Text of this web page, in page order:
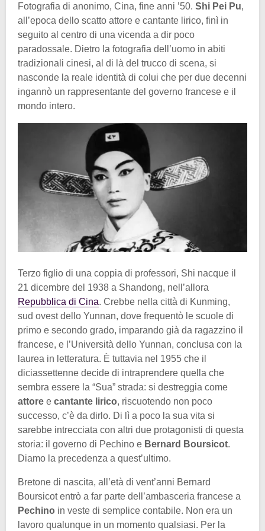
Fotografia di anonimo, Cina, fine anni ’50. Shi Pei Pu,
all’epoca dello scatto attore e cantante lirico, finì in
seguito al centro di una vicenda a dir poco
paradossale. Dietro la fotografia dell’uomo in abiti
tradizionali cinesi, al di là del trucco di scena, si
nasconde la reale identità di colui che per due decenni
ingannò un rappresentante del governo francese e il
mondo intero.
Terzo figlio di una coppia di professori, Shi nacque il
21 dicembre del 1938 a Shandong, nell’allora
Repubblica di Cina. Crebbe nella città di Kunming,
sud ovest dello Yunnan, dove frequentò le scuole di
primo e secondo grado, imparando già da ragazzino il
francese, e l’Università dello Yunnan, conclusa con la
laurea in letteratura. È tuttavia nel 1955 che il
diciassettenne decide di intraprendere quella che
sembra essere la “Sua” strada: si destreggia come
attore e cantante lirico, riscuotendo non poco
successo, c’è da dirlo. Di lì a poco la sua vita si
sarebbe intrecciata con altri due protagonisti di questa
storia: il governo di Pechino e Bernard Boursicot.
Diamo la precedenza a quest’ultimo.
Bretone di nascita, all’età di vent’anni Bernard
Boursicot entrò a far parte dell’ambasceria francese a
Pechino in veste di semplice contabile. Non era un
lavoro qualunque in un momento qualsiasi. Per la